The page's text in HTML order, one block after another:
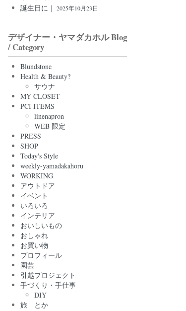
誕生日に｜ 2025年10月23日
デザイナー・ヤマダカホル Blog
/ Category
Blundstone
Health & Beauty?
サウナ
MY CLOSET
PCI ITEMS
linenapron
WEB 限定
PRESS
SHOP
Today's Style
weekly-yamadakahoru
WORKING
アウトドア
イベント
いろいろ
インテリア
おいしいもの
おしゃれ
お買い物
プロフィール
園芸
引越プロジェクト
手づくり・手仕事
DIY
旅 とか